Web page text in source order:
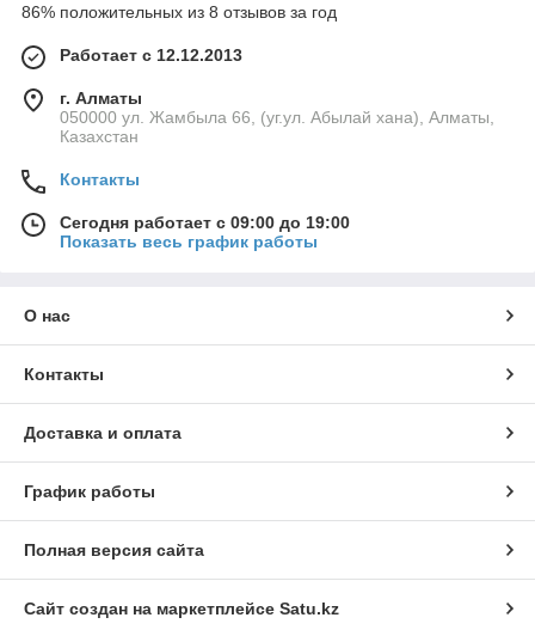
86% положительных из 8 отзывов за год
Работает с 12.12.2013
г. Алматы
050000 ул. Жамбыла 66, (уг.ул. Абылай хана), Алматы,
Казахстан
Контакты
Сегодня работает с 09:00 до 19:00
Показать весь график работы
О нас
Контакты
Доставка и оплата
График работы
Полная версия сайта
Сайт создан на маркетплейсе Satu.kz